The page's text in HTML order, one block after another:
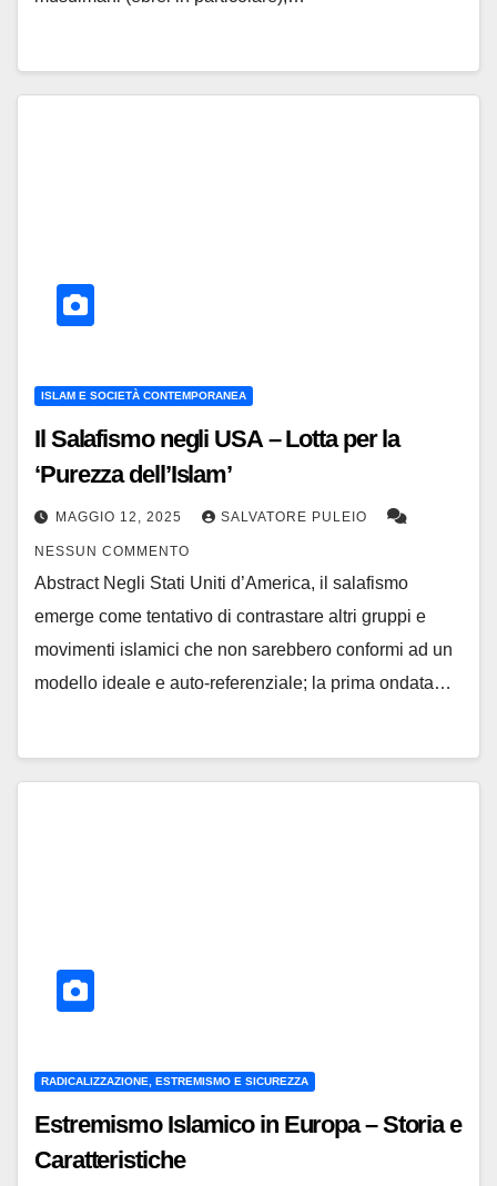
ISLAM E SOCIETÀ CONTEMPORANEA
Il Salafismo negli USA – Lotta per la
‘Purezza dell’Islam’
MAGGIO 12, 2025 SALVATORE PULEIO
NESSUN COMMENTO
Abstract Negli Stati Uniti d’America, il salafismo
emerge come tentativo di contrastare altri gruppi e
movimenti islamici che non sarebbero conformi ad un
modello ideale e auto-referenziale; la prima ondata…
RADICALIZZAZIONE, ESTREMISMO E SICUREZZA
Estremismo Islamico in Europa – Storia e
Caratteristiche